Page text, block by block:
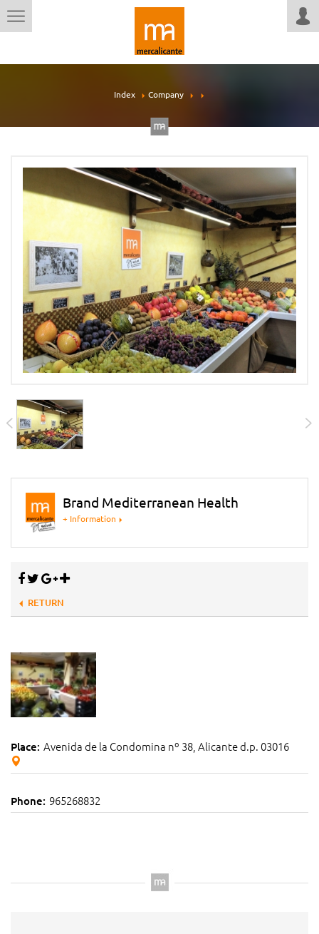
Index Company
Brand Mediterranean Health
+ Information
RETURN
Place: Avenida de la Condomina nº 38, Alicante d.p. 03016
Phone: 965268832